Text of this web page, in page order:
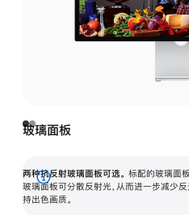
玻璃面板
两种抗反射玻璃面板可选。 标配的玻璃面
玻璃面板可分散反射光，从而进一步减少
持出色画质。
展
开